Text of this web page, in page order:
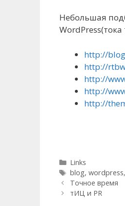
Небольшая
http://
http://
http://
http://
http://
Categories
Links
Tags
blog, wordpress,
Post
navigation
Точное время
тИЦ и PR